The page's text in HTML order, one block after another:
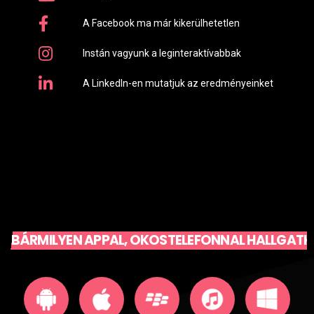
A Facebook ma már kikerülhetetlen
Instán vagyunk a leginteraktívabbak
A LinkedIn-en mutatjuk az eredményeinket
BÁRMILYEN APPAL, OKOSTELEFONNAL